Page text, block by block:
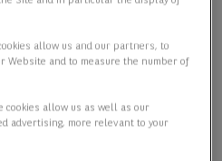
allow us and our partners, to
Website and to measure the number of
allow us as well as our
advertising, more relevant to your